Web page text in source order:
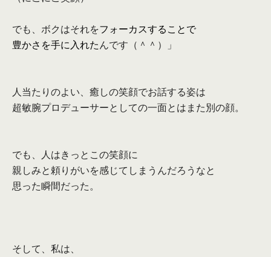
でも、ボクはそれをフォーカスすることで
豊かさを手に入れた んです（＾＾）」
人当たりのよい、癒しの笑顔でお話する姿は
超敏腕プロデューサーとしての一面とはまた別の顔。
でも、人はきっとこの笑顔に
親しみと頼りがいを感じてしまうんだろうなと
思った瞬間だった。
そして、私は、